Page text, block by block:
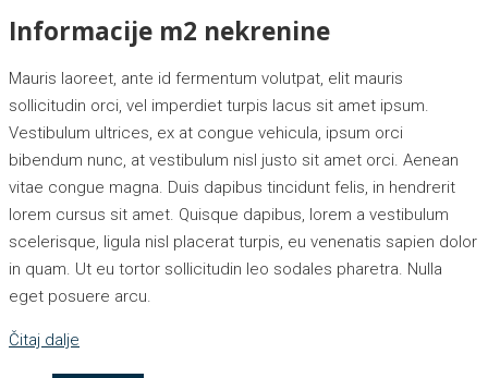
Informacije m2 nekrenine
Mauris laoreet, ante id fermentum volutpat, elit mauris
sollicitudin orci, vel imperdiet turpis lacus sit amet ipsum.
Vestibulum ultrices, ex at congue vehicula, ipsum orci
bibendum nunc, at vestibulum nisl justo sit amet orci. Aenean
vitae congue magna. Duis dapibus tincidunt felis, in hendrerit
lorem cursus sit amet. Quisque dapibus, lorem a vestibulum
scelerisque, ligula nisl placerat turpis, eu venenatis sapien dolor
in quam. Ut eu tortor sollicitudin leo sodales pharetra. Nulla
eget posuere arcu.
Čitaj dalje